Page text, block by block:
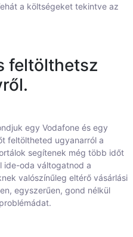
a költségeket tekintve az
feltölthetsz
egy Vodafone és egy
feltöltheted ugyanarról a
segítenek még több időt
ide-oda váltogatnod a
valószínűleg eltérő vásárlási
egyszerűen, gond nélkül